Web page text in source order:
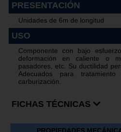
PRESENTACIÓN
Unidades de 6m de longitud
USO
Componente con bajo
deformación en caliente o
pasadores, etc. Su ductilidad
Adecuados para tratamiento
carburización.
FICHAS TÉCNICAS